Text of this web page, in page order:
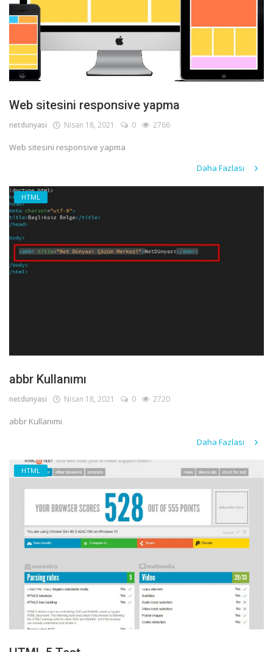
Web sitesini responsive yapma
netdunyasi Nisan 18, 2021 0 2766
Web sitesini responsive yapma
Daha Fazlası
HTML
abbr Kullanımı
netdunyasi Nisan 18, 2021 0 2720
abbr Kullanımı
Daha Fazlası
HTML